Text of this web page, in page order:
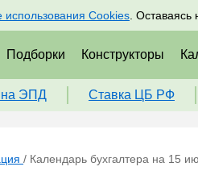
использования Cookies .
Подборки Конструкторы
на ЭПД Ставка ЦБ РФ
/ Календарь бухгалтера на 15